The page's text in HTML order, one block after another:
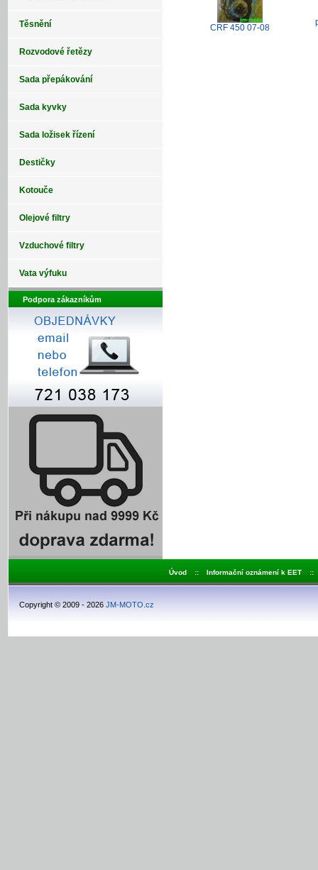
Těsnění
Rozvodové řetězy
Sada přepákování
Sada kyvky
Sada ložisek řízení
Destičky
Kotouče
Olejové filtry
Vzduchové filtry
Vata výfuku
Podpora zákazníkům
CRF 450 07-08
Úvod :: Informační oznámení k EET ::
Copyright © 2009 - 2026 JM-MOTO.cz